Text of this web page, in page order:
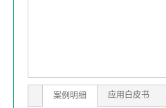
案例明细 应用白皮书